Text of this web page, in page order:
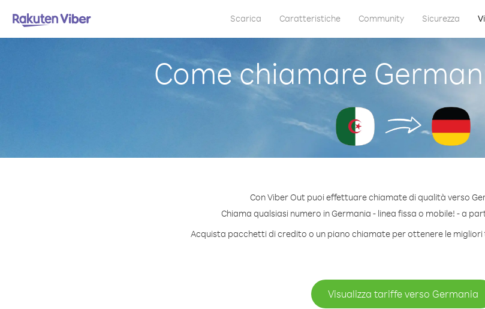
Scarica Caratteristiche Community Sicurezza
Come chiamare
Con Viber Out puoi effettuare chiamate di qualità verso
Chiama qualsiasi numero in Germania - linea fissa o mobile! - a
Acquista pacchetti di credito o un piano chiamate per ottenere le
Visualizza tariffe verso Germania